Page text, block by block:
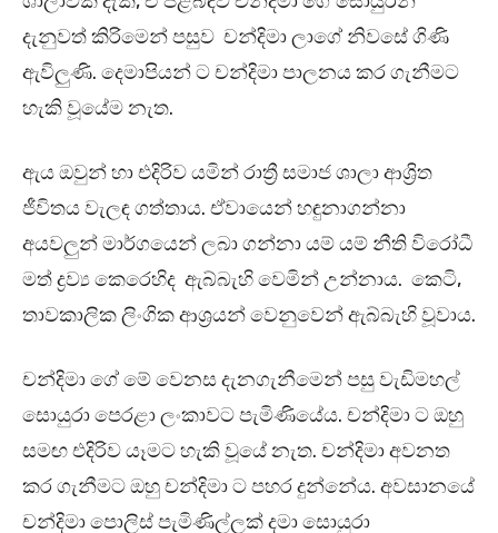
දැනුවත් කිරිමෙන් පසුව චන්දිමා ලාගේ නිවසේ ගිණි
ඇවිලුණි. දෙමාපියන් ට චන්දිමා පාලනය කර ගැනීමට
හැකි වූයේම නැත.
ඇය ඔවුන් හා එදිරිව යමින් රාත්‍රී සමාජ ශාලා ආශ්‍රිත
ජීවිතය වැලඳ ගත්තාය. ඒවායෙන් හඳුනාගන්නා
අයවලුන් මාර්ගයෙන් ලබා ගන්නා යම් යම් නීති විරෝධී
මත් ද්‍රව්‍ය කෙරෙහිද ඇබ්බැහි වෙමින් උන්නාය. කෙටි,
තාවකාලික ලිංගික ආශ්‍රයන් වෙනුවෙන් ඇබ්බැහි වූවාය.
චන්දිමා ගේ මේ වෙනස දැනගැනීමෙන් පසු වැඩිමහල්
සොයුරා පෙරළා ලංකාවට පැමිණියේය. චන්දිමා ට ඔහු
සමඟ එදිරිව යෑමට හැකි වූයේ නැත. චන්දිමා අවනත
කර ගැනීමට ඔහු චන්දිමා ට පහර දුන්නේය. අවසානයේ
චන්දිමා පොලිස් පැමිණිල්ලක් දමා සොයුරා